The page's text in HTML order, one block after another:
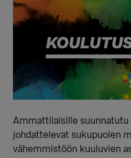
Ammattilaisille
johdattelevat sukupuolen
vähemmistöön kuuluvien